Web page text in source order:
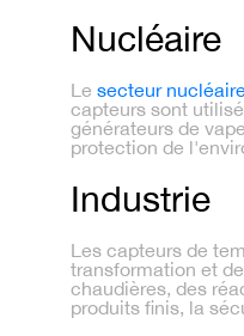
Nucléaire
Le secteur
capteurs sont
générateurs de
protection de
Industrie
Les capteurs de
transformation et
chaudières, des
produits finis, la